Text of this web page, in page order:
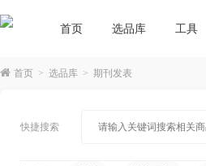
首页 选品库 工具
首页 > 选品库 > 期刊发表
快捷搜索